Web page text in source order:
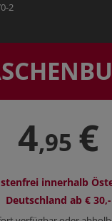
2
4,95 €
innerhalb
Deutschland ab € 30,-